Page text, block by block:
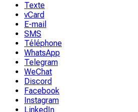
Texte
vCard
E-mail
SMS
Téléphone
WhatsApp
Telegram
WeChat
Discord
Facebook
Instagram
LinkedIn